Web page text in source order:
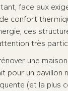
face aux
confort
ces
très
une
pour un pavillon
(et la plus